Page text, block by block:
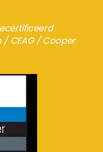
CEAG / Cooper